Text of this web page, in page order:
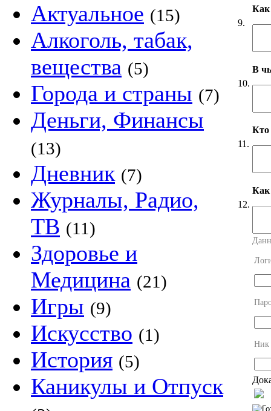
Актуальное (15)
Алкоголь, табак,
вещества (5)
Города и страны (7)
Деньги, Финансы
(13)
Дневник (7)
Журналы, Радио,
ТВ (11)
Здоровье и
Медицина (21)
Игры (9)
Искусство (1)
История (5)
Каникулы и Отпуск
9.
Как
10.
В
11.
Кто
12.
Как
Ник